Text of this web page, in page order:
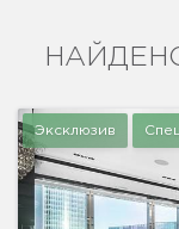
Эксклюзив